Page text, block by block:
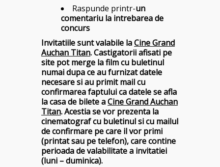
Raspunde printr-un
comentariu la intrebarea de
concurs
Invitatiile sunt valabile laCine Grand
Auchan Titan. Castigatorii afisati pe
site pot merge la film cu buletinul
numai dupa ce au furnizat datele
necesare si au primit mail cu
confirmarea faptului ca datele se afla
la casa de bilete aCine Grand Auchan
Titan. Acestia se vor prezenta la
cinematograf cu buletinul si cu mailul
de confirmare pe care il vor primi
(printat sau pe telefon), care contine
perioada de valabilitate a invitatiei
(luni – duminica).